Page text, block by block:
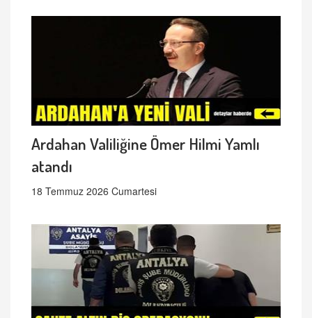
Ardahan Valiliğine Ömer Hilmi Yamlı
atandı
18 Temmuz 2026 Cumartesi